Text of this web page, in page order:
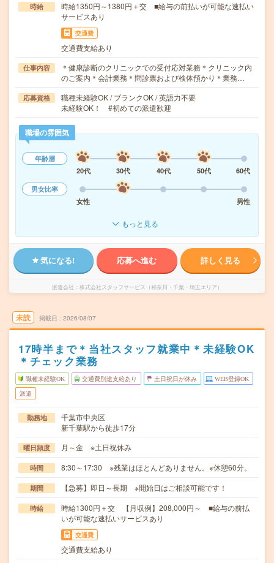
時給
時給1350円～1380円＋交 ■給与の前払いが可能な速払い
サービスあり
交通費
交通費支給あり
仕事内容
＊健康診断のクリニックでの受付応対業務＊クリニック内
のご案内＊会計業務＊問診票および検体預かり＊業務…
応募資格
職種未経験OK / ブランクOK / 英語力不要
未経験OK！ #初めての派遣歓迎
職場の雰囲気
年齢層
20代
30代 40代 50代
60代
男女比率
女性
男性
もっと見る
気になる! 応募へ進む 詳しく見る
派遣会社 株式会社スタッフサービス（神奈川・千葉・埼玉エリア）
未読 掲載日 2026/08/07
17時半まで＊当社スタッフ就業中＊未経験OK
＊チェック業務
職種未経験OK 交通費別途支給あり 土日祝日が休み WEB登録OK
派遣
勤務地
千葉市中央区
新千葉駅から徒歩17分
曜日頻度 月～金 ※土日祝休み
時間 8:30～17:30 ※残業はほとんどありません。※休憩60分。
期間 【急募】即日～長期 ※開始日はご相談可能です！
時給
時給1300円＋交 【月収例】208,000円～ ■給与の前払
いが可能な速払いサービスあり
交通費
交通費支給あり